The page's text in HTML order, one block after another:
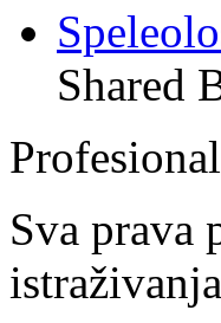
Shared
Sva